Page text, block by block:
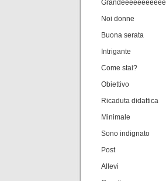
Noi donne
Buona serata
Intrigante
Come stai?
Obiettivo
Ricaduta didattica
Minimale
Sono indignato
Post
Allevi